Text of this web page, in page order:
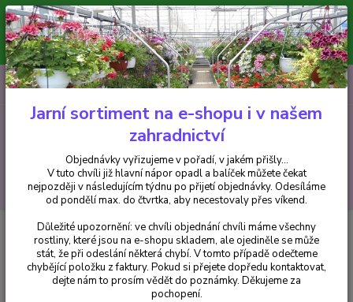
Minimální hodnota pro odeslání z e-shopu je 300 Kč.
V tuto chvíli již hlavní nápor objednávek opadl a balíček můžete čekat
nejpozději v následujícím týdnu po přijetí objednávky. Objednávky
vyřizujeme v pořadí, v jakém přišly...
CZK
Hledat
+420 602 223 614 0ks
za0 Kč
Trvalky Salvia Nemorosa Šalvěj hajní růžová - 1 ks
Salvia Nemorosa Šalvěj hajní
růžová - 1 ks
Jarní sortiment na e-shopu i v našem
zahradnictví
Objednávky vyřizujeme v pořadí, v jakém přišly...
V tuto chvíli již hlavní nápor opadl a balíček můžete čekat
nejpozději v následujícím týdnu po přijetí objednávky. Odesíláme
od pondělí max. do čtvrtka, aby necestovaly přes víkend.
Důležité upozornění: ve chvíli objednání chvíli máme všechny
rostliny, které jsou na e-shopu skladem, ale ojediněle se může
stát, že při odeslání některá chybí. V tomto případě odečteme
chybějící položku z faktury. Pokud si přejete dopředu kontaktovat,
dejte nám to prosím vědět do poznámky. Děkujeme za
pochopení.